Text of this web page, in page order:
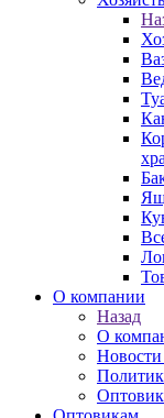
О компании
Назад
О